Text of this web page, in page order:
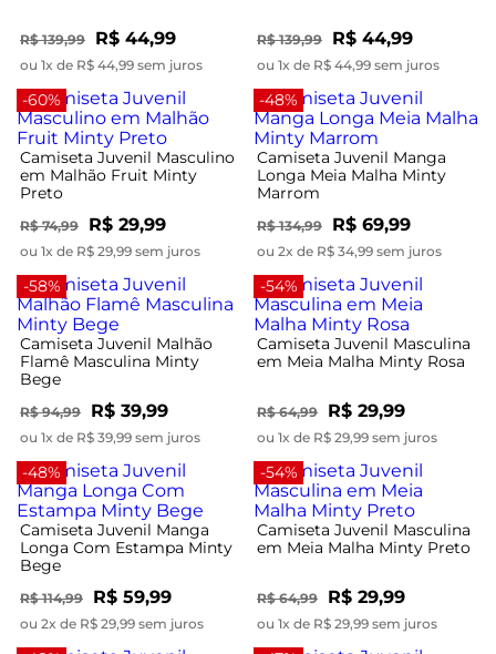
R$ 139,99 R$ 44,99
ou 1x de R$ 44,99 sem juros
R$ 139,99 R$ 44,99
ou 1x de R$ 44,99 sem juros
-60%
Camiseta Juvenil Masculino
em Malhão Fruit Minty
Preto
R$ 74,99 R$ 29,99
ou 1x de R$ 29,99 sem juros
-48%
Camiseta Juvenil Manga
Longa Meia Malha Minty
Marrom
R$ 134,99 R$ 69,99
ou 2x de R$ 34,99 sem juros
-58%
Camiseta Juvenil Malhão
Flamê Masculina Minty
Bege
R$ 94,99 R$ 39,99
ou 1x de R$ 39,99 sem juros
-54%
Camiseta Juvenil Masculina
em Meia Malha Minty Rosa
R$ 64,99 R$ 29,99
ou 1x de R$ 29,99 sem juros
-48%
Camiseta Juvenil Manga
Longa Com Estampa Minty
Bege
R$ 114,99 R$ 59,99
ou 2x de R$ 29,99 sem juros
-54%
Camiseta Juvenil Masculina
em Meia Malha Minty Preto
R$ 64,99 R$ 29,99
ou 1x de R$ 29,99 sem juros